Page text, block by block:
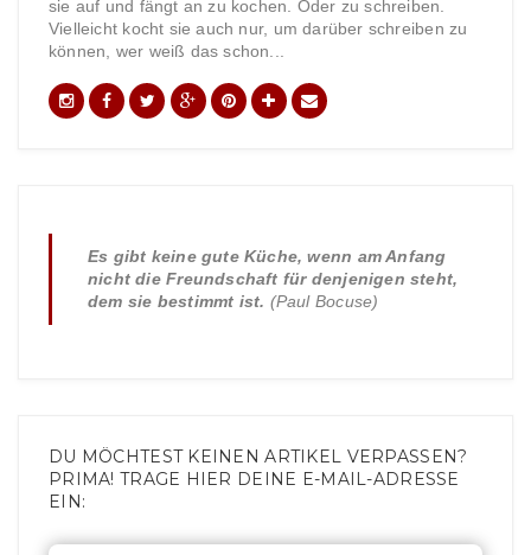
sie auf und fängt an zu kochen. Oder zu schreiben.
Vielleicht kocht sie auch nur, um darüber schreiben zu
können, wer weiß das schon...
Es gibt keine gute Küche, wenn am Anfang
nicht die Freundschaft für denjenigen steht,
dem sie bestimmt ist. (Paul Bocuse)
DU MÖCHTEST KEINEN ARTIKEL VERPASSEN?
PRIMA! TRAGE HIER DEINE E-MAIL-ADRESSE
EIN: